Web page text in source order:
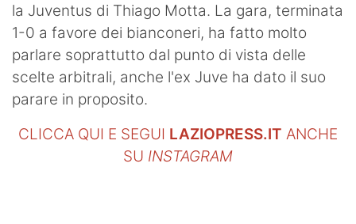
la Juventus di Thiago Motta. La gara, terminata
1-0 a favore dei bianconeri, ha fatto molto
parlare soprattutto dal punto di vista delle
scelte arbitrali, anche l'ex Juve ha dato il suo
parare in proposito.
CLICCA QUI E SEGUI LAZIOPRESS.IT ANCHE
SU INSTAGRAM